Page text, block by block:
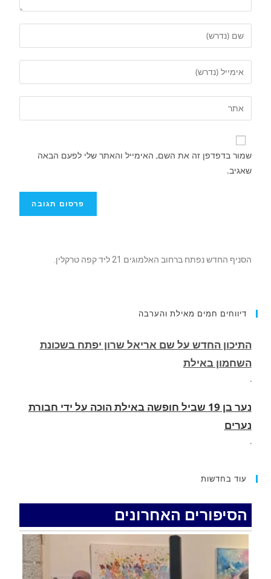
שמור בדפדפן זה את השם, האימייל והאתר שלי לפעם הבאה
שאגיב.
הסניף החדש נפתח ברחוב האלמוגים 21 ליד קפה טרקלין.
דיווחים חמים מאילת והערבה
נער בן 19 שביל חופשה באילת הוכה על ידי חבורת
נערים
.
שועל נצפה בלילה מסתובב ליד בית הספר ים סוף
בשכונת השחמון באילת
.
כביש 40 בחלק הדרומי יסגר ביום שלישי ורביעי
רכב התנגש במעקה בטיחות בכביש 90 בסמוך לעין
חצבה. פצועים
עוד בחדשות
הסיפורים האחרונים